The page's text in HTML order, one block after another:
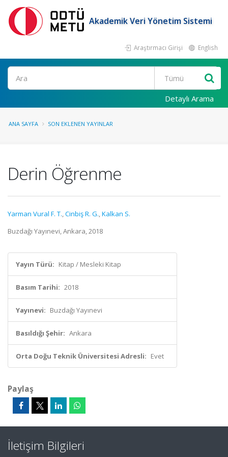
Akademik Veri Yönetim Sistemi
Araştırmacı Girişi English
Ara
Detaylı Arama
ANA SAYFA SON EKLENEN YAYINLAR
Derin Öğrenme
Yarman Vural F. T.,Cinbiş R. G.,Kalkan S.
Buzdağı Yayınevi, Ankara, 2018
Yayın Türü: Kitap / Mesleki Kitap
Basım Tarihi: 2018
Yayınevi: Buzdağı Yayınevi
Basıldığı Şehir: Ankara
Orta Doğu Teknik Üniversitesi Adresli: Evet
Paylaş
İletişim Bilgileri